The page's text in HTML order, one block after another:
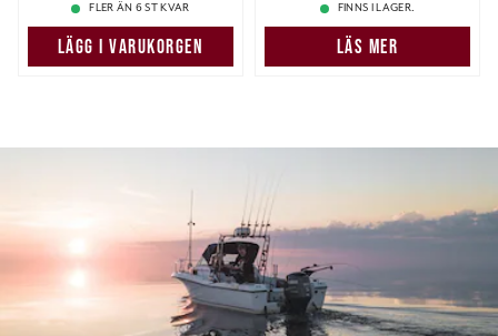
FLER ÄN 6 ST KVAR
LÄGG I VARUKORGEN
FINNS I LAGER.
LÄS MER